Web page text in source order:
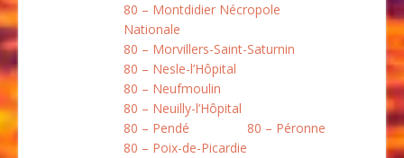
80 – Montdidier Nécropole
Nationale
80 – Morvillers-Saint-Saturnin
80 – Nesle-l’Hôpital
80 – Neufmoulin
80 – Neuilly-l’Hôpital
80 – Pendé
80 – Péronne
80 – Poix-de-Picardie